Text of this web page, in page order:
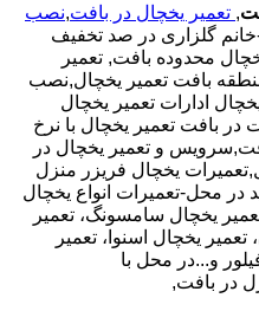
, تعمیر یخچال در بافت,نصب
09368059612-خانم گلزاری در صد تخفیف
محدوده بافت, تعمیر
بافت تعمیر یخچال,نصب
ادارات تعمیر یخچال
بافت تعمیر یخچال با نرخ
و تعمیر یخچال در
یخچال فریزر منزل
در محل-تعمیرات انواع یخچال
یخچال سامسونگ، تعمیر
یخچال اسنوا، تعمیر
و...در محل با
در بافت,